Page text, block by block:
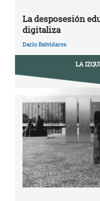
La desposesión
digitaliza
Darío Balvidares
LA